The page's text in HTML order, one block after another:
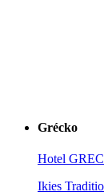
Grécko
Hotel
Ikies